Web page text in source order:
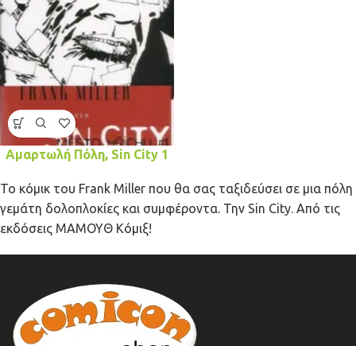
Αμαρτωλή Πόλη, Sin City 1
Το κόμικ του Frank Miller που θα σας ταξιδεύσει σε μια πόλη
γεμάτη δολοπλοκίες και συμφέροντα. Την Sin City. Από τις
εκδόσεις ΜΑΜΟΥΘ Κόμιξ!